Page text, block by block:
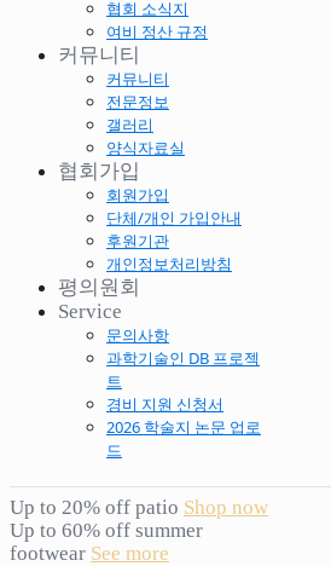
협회 소식지
여비 정산 규정
커뮤니티
커뮤니티
전문정보
갤러리
양식자료실
협회가입
회원가입
단체/개인 가입안내
후원기관
개인정보처리방침
평의원회
Service
문의사항
과학기술인 DB 프로젝
트
경비 지원 신청서
2026 학술지 논문 업로
드
Up to 20% off patio Shop now
Up to 60% off summer
footwear See more